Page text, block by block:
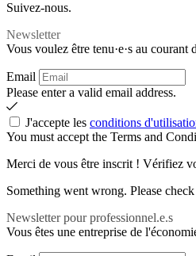
Suivez-nous.
Newsletter
Vous voulez être tenu·e·s au
Email
Please enter a valid email address.
J'accepte les conditions
You must accept the Terms and
Merci de vous être inscrit ! Vérifiez
Something went wrong. Please
Newsletter pour professionnel.e.s
Vous êtes une entreprise de